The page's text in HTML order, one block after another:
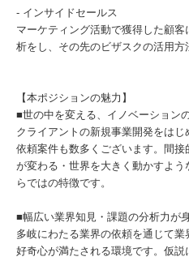
- インサイドセールス
マーケティング活動で獲得した顧
析をし、その先のビザスクの活用方
【本ポジションの魅力】
■世の中を変える、イノベーション
クライアントの新規事業開発をは
依頼案件も数多くございます。間
が変わる・世界を大きく動かすよ
らではの特徴です。
■幅広い業界知見・課題の分析力が
多岐にわたる業界の依頼を通じて
好奇心が満たされる環境です。仮